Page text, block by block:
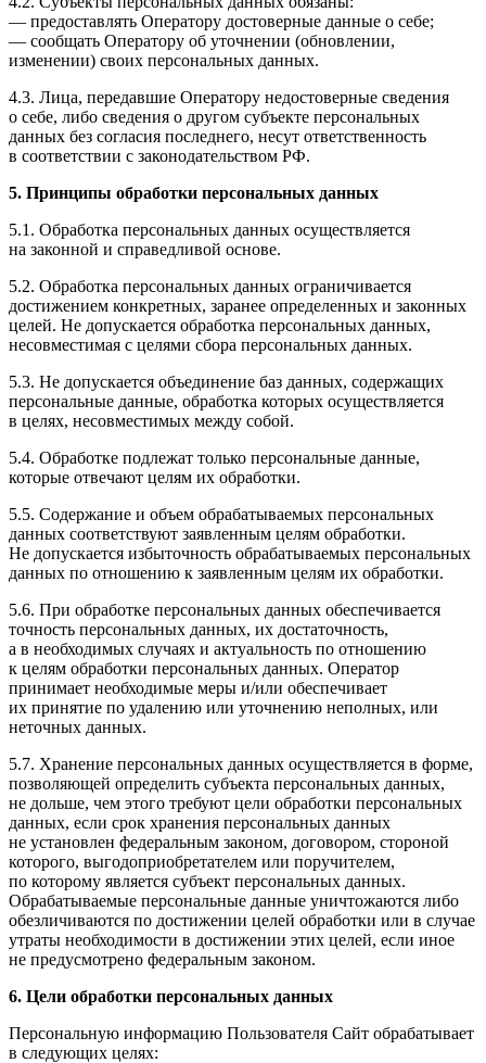
— предоставлять Оператору достоверные данные о себе;
— сообщать Оператору об уточнении (обновлении,
изменении) своих персональных данных.
4.3. Лица, передавшие Оператору недостоверные сведения
о себе, либо сведения о другом субъекте персональных
данных без согласия последнего, несут ответственность
в соответствии с законодательством РФ.
5. Принципы обработки персональных данных
5.1. Обработка персональных данных осуществляется
на законной и справедливой основе.
5.2. Обработка персональных данных ограничивается
достижением конкретных, заранее определенных и законных
целей. Не допускается обработка персональных данных,
несовместимая с целями сбора персональных данных.
5.3. Не допускается объединение баз данных, содержащих
персональные данные, обработка которых осуществляется
в целях, несовместимых между собой.
5.4. Обработке подлежат только персональные данные,
которые отвечают целям их обработки.
5.5. Содержание и объем обрабатываемых персональных
данных соответствуют заявленным целям обработки.
Не допускается избыточность обрабатываемых персональных
данных по отношению к заявленным целям их обработки.
5.6. При обработке персональных данных обеспечивается
точность персональных данных, их достаточность,
а в необходимых случаях и актуальность по отношению
к целям обработки персональных данных. Оператор
принимает необходимые меры и/или обеспечивает
их принятие по удалению или уточнению неполных, или
неточных данных.
5.7. Хранение персональных данных осуществляется в форме,
позволяющей определить субъекта персональных данных,
не дольше, чем этого требуют цели обработки персональных
данных, если срок хранения персональных данных
не установлен федеральным законом, договором, стороной
которого, выгодоприобретателем или поручителем,
по которому является субъект персональных данных.
Обрабатываемые персональные данные уничтожаются либо
обезличиваются по достижении целей обработки или в случае
утраты необходимости в достижении этих целей, если иное
не предусмотрено федеральным законом.
6. Цели обработки персональных данных
Персональную информацию Пользователя Сайт обрабатывает
в следующих целях: